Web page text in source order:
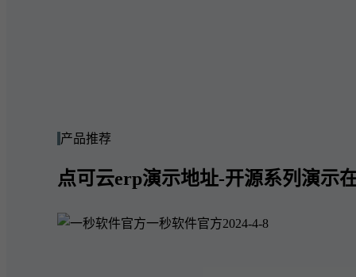
产品推荐
点可云erp演示地址-开源系列演示
一秒软件官方2024-4-8